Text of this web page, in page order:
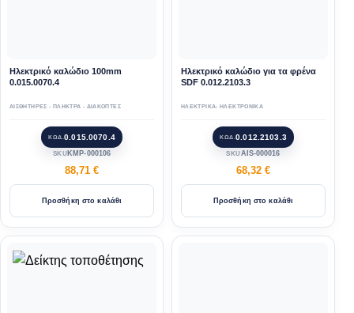
Ηλεκτρικό καλώδιο 100mm
0.015.0070.4
ΑΙΣΘΗΤΗΡΕΣ - ΠΛΗΚΤΡΑ - ΔΙΑΚΟΠΤΕΣ
ΚΩΔ.0.015.0070.4
SKU KMP-000106
88,71 €
Προσθήκη στο καλάθι
Ηλεκτρικό καλώδιο για τα φρένα
SDF 0.012.2103.3
ΗΛΕΚΤΡΙΚΑ- ΗΛΕΚΤΡΟΝΙΚΑ
ΚΩΔ.0.012.2103.3
SKUAIS-000016
68,32 €
Προσθήκη στο καλάθι